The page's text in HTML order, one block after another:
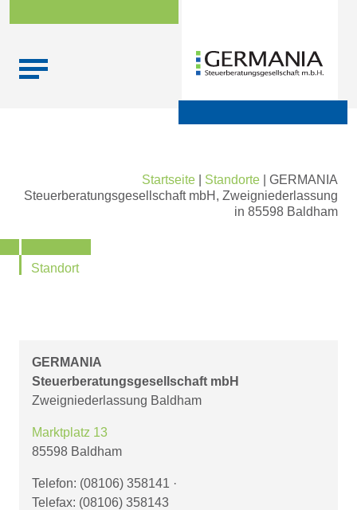
content
Startseite Standorte
GERMANIA
Steuerberatungsgesellschaft mbH, Zweigniederlassung
in 85598 Baldham
Standort
GERMANIA
Steuerberatungsgesellschaft mbH
Zweigniederlassung Baldham
Marktplatz 13
85598 Baldham
Telefon: (08106) 358141 ·
Telefax: (08106) 358143